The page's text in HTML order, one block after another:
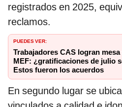
registrados en 2025,
reclamos.
PUEDES VER:
Trabajadores CAS logran
MEF: ¿gratificaciones de julio
Estos fueron los acuerdos
En segundo lugar se